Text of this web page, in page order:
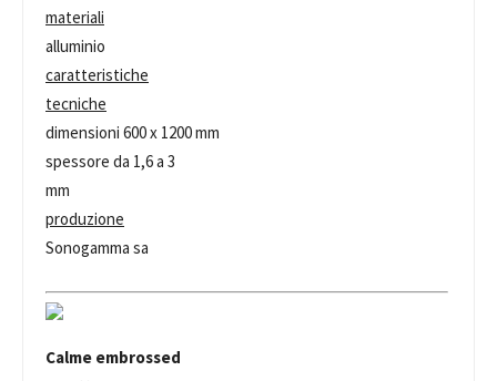
materiali
alluminio
caratteristiche
tecniche
dimensioni 600 x 1200 mm
spessore da 1,6 a 3
mm
produzione
Sonogamma sa
Calme embrossed